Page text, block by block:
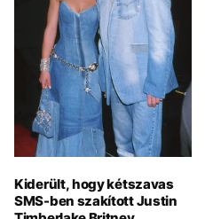
Kiderült, hogy kétszavas
SMS-ben szakított Justin